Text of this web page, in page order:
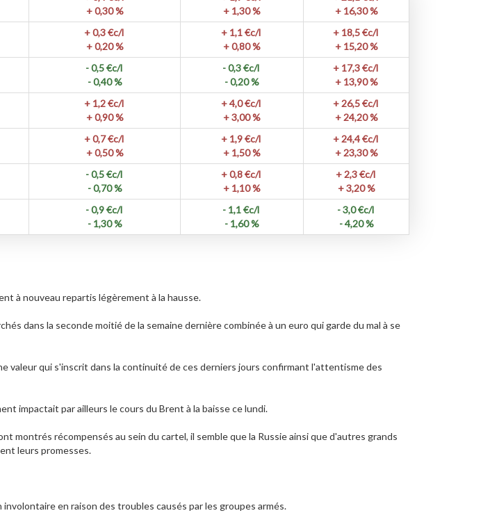
+ 0,30 %
+ 1,30 %
+ 16,30 %
+ 0,3€c/l
+ 0,20 %
+ 1,1€c/l
+ 0,80 %
+ 18,5€c/l
+ 15,20 %
- 0,5€c/l
- 0,40 %
- 0,3€c/l
- 0,20 %
+ 17,3€c/l
+ 13,90 %
+ 1,2€c/l
+ 0,90 %
+ 4,0€c/l
+ 3,00 %
+ 26,5€c/l
+ 24,20 %
+ 0,7€c/l
+ 0,50 %
+ 1,9€c/l
+ 1,50 %
+ 24,4€c/l
+ 23,30 %
- 0,5€c/l
- 0,70 %
+ 0,8€c/l
+ 1,10 %
+ 2,3€c/l
+ 3,20 %
- 0,9€c/l
- 1,30 %
- 1,1€c/l
- 1,60 %
- 3,0€c/l
- 4,20 %
à nouveau repartis légèrement à la hausse.
dans la seconde moitié de la semaine dernière combinée à un euro qui garde du mal à se
valeur qui s'inscrit dans la continuité de ces derniers jours confirmant l'attentisme des
impactait par ailleurs le cours du Brent à la baisse ce lundi.
montrés récompensés au sein du cartel, il semble que la Russie ainsi que d'autres grands
leurs promesses.
en raison des troubles causés par les groupes armés.